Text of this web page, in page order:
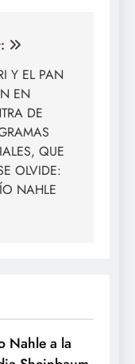
Y EL PAN
EN
DE
QUE
OLVIDE:
NAHLE
Nahle a la